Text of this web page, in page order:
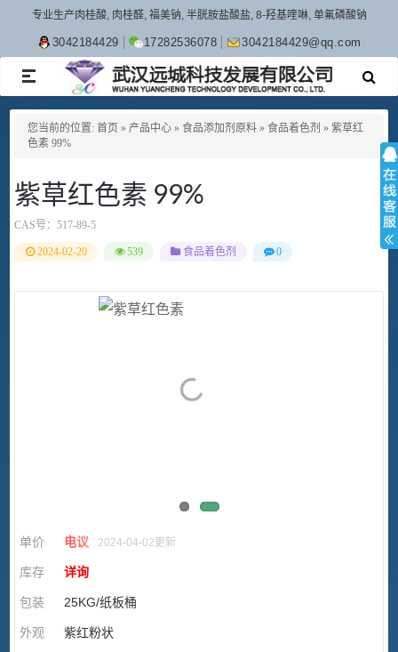
专业生产肉桂酸, 肉桂醛, 福美钠, 半胱胺盐酸盐, 8-羟基喹啉, 单氟磷酸钠
3042184429 17282536078 3042184429@qq.com
TOGGLE
NAVIGATION
您当前的位置: 首页 » 产品中心 » 食品添加剂原料 » 食品着色剂 » 紫草红
色素 99%
紫草红色素 99%
CAS号： 517-89-5
2024-02-20 539 食品着色剂 0
单价 电议 2024-04-02更新
库存 详询
包装 25KG/纸板桶
外观 紫红粉状